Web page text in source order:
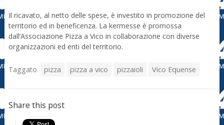
Il ricavato, al netto delle spese, è investito in promozione del
territorio ed in beneficenza. La kermesse è promossa
dall’Associazione Pizza a Vico in collaborazione con diverse
organizzazioni ed enti del territorio.
Taggato pizza pizza a vico pizzaioli Vico Equense
Share this post